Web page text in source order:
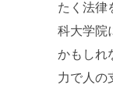
たく法律
科大学院
かもしれ
力で人の